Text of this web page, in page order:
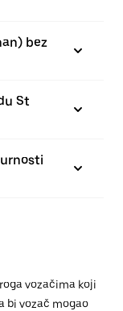
bez
St
vozačima koji
bi vozač mogao